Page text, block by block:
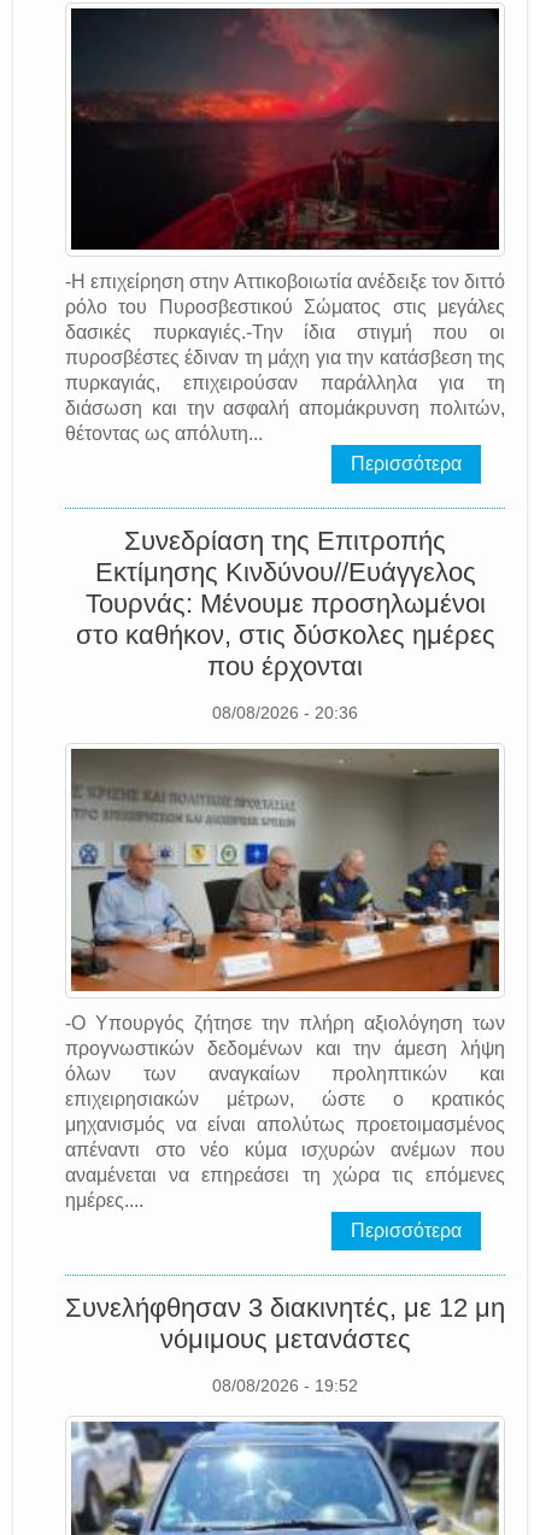
-Η επιχείρηση στην Αττικοβοιωτία ανέδειξε τον διττό
ρόλο του Πυροσβεστικού Σώματος στις μεγάλες
δασικές πυρκαγιές.-Την ίδια στιγμή που οι
πυροσβέστες έδιναν τη μάχη για την κατάσβεση της
πυρκαγιάς, επιχειρούσαν παράλληλα για τη
διάσωση και την ασφαλή απομάκρυνση πολιτών,
θέτοντας ως απόλυτη...
Περισσότερα
Συνεδρίαση της Επιτροπής
Εκτίμησης Κινδύνου//Ευάγγελος
Τουρνάς: Μένουμε προσηλωμένοι
στο καθήκον, στις δύσκολες ημέρες
που έρχονται
08/08/2026 - 20:36
-Ο Υπουργός ζήτησε την πλήρη αξιολόγηση των
προγνωστικών δεδομένων και την άμεση λήψη
όλων των αναγκαίων προληπτικών και
επιχειρησιακών μέτρων, ώστε ο κρατικός
μηχανισμός να είναι απολύτως προετοιμασμένος
απέναντι στο νέο κύμα ισχυρών ανέμων που
αναμένεται να επηρεάσει τη χώρα τις επόμενες
ημέρες....
Περισσότερα
Συνελήφθησαν 3 διακινητές, με 12 μη
νόμιμους μετανάστες
08/08/2026 - 19:52